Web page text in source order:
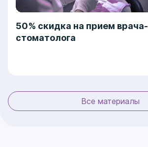
50% скидка на прием врача-
стоматолога
Все материалы